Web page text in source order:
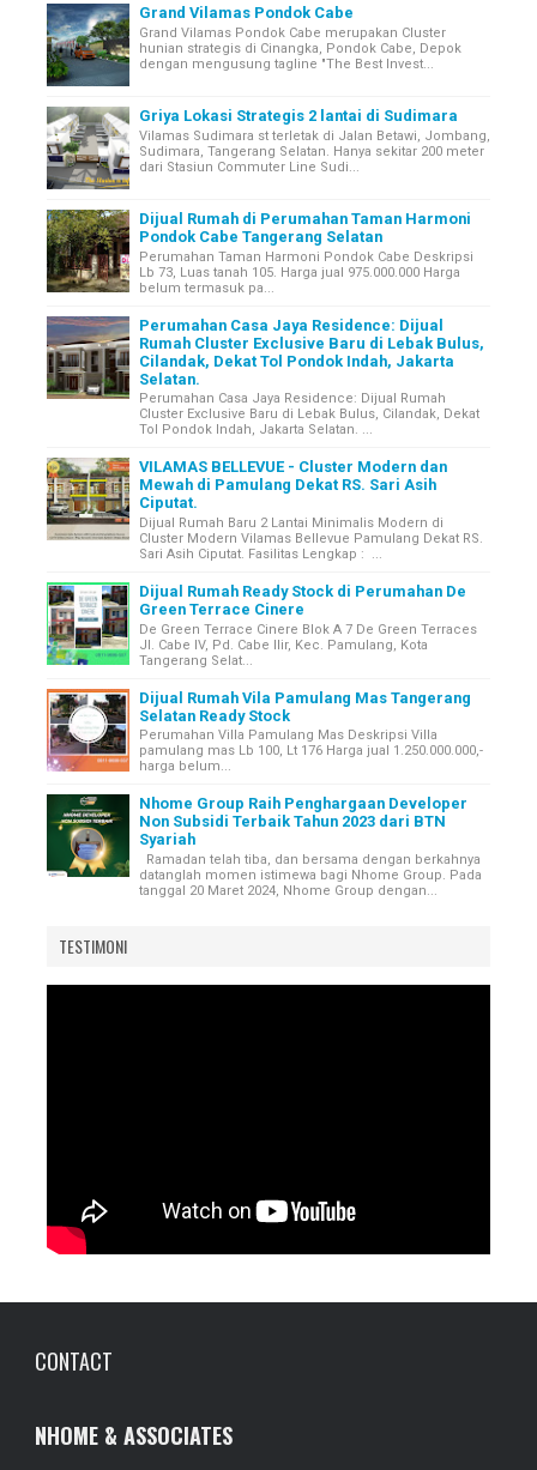
Grand Vilamas Pondok Cabe
Grand Vilamas Pondok Cabe merupakan Cluster
hunian strategis di Cinangka, Pondok Cabe, Depok
dengan mengusung tagline "The Best Invest...
Griya Lokasi Strategis 2 lantai di Sudimara
Vilamas Sudimara st terletak di Jalan Betawi, Jombang,
Sudimara, Tangerang Selatan. Hanya sekitar 200 meter
dari Stasiun Commuter Line Sudi...
Dijual Rumah di Perumahan Taman Harmoni
Pondok Cabe Tangerang Selatan
Perumahan Taman Harmoni Pondok Cabe Deskripsi
Lb 73, Luas tanah 105. Harga jual 975.000.000 Harga
belum termasuk pa...
Perumahan Casa Jaya Residence: Dijual
Rumah Cluster Exclusive Baru di Lebak Bulus,
Cilandak, Dekat Tol Pondok Indah, Jakarta
Selatan.
Perumahan Casa Jaya Residence: Dijual Rumah
Cluster Exclusive Baru di Lebak Bulus, Cilandak, Dekat
Tol Pondok Indah, Jakarta Selatan. ...
VILAMAS BELLEVUE - Cluster Modern dan
Mewah di Pamulang Dekat RS. Sari Asih
Ciputat.
Dijual Rumah Baru 2 Lantai Minimalis Modern di
Cluster Modern Vilamas Bellevue Pamulang Dekat RS.
Sari Asih Ciputat. Fasilitas Lengkap : ...
Dijual Rumah Ready Stock di Perumahan De
Green Terrace Cinere
De Green Terrace Cinere Blok A 7 De Green Terraces
Jl. Cabe IV, Pd. Cabe Ilir, Kec. Pamulang, Kota
Tangerang Selat...
Dijual Rumah Vila Pamulang Mas Tangerang
Selatan Ready Stock
Perumahan Villa Pamulang Mas Deskripsi Villa
pamulang mas Lb 100, Lt 176 Harga jual 1.250.000.000,-
harga belum...
Nhome Group Raih Penghargaan Developer
Non Subsidi Terbaik Tahun 2023 dari BTN
Syariah
Ramadan telah tiba, dan bersama dengan berkahnya
datanglah momen istimewa bagi Nhome Group. Pada
tanggal 20 Maret 2024, Nhome Group dengan...
TESTIMONI
CONTACT
NHOME & ASSOCIATES